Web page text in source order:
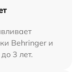
Behringer и
3 лет.